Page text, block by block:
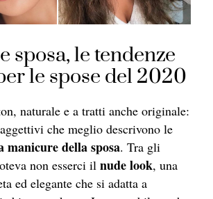
sposa, le tendenze
le spose del 2020
naturale e a tratti anche originale:
che meglio descrivono le
manicure della sposa. Tra gli
non esserci il nude look, una
ed elegante che si adatta a